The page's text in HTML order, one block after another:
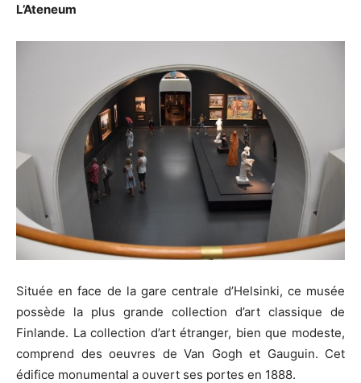
L’Ateneum
Située en face de la gare centrale d’Helsinki, ce musée
possède la plus grande collection d’art classique de
Finlande. La collection d’art étranger, bien que modeste,
comprend des oeuvres de Van Gogh et Gauguin. Cet
édifice monumental a ouvert ses portes en 1888.